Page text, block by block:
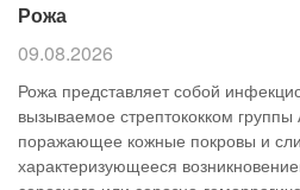
Рожа
09.08.2026
Рожа представляет собой
вызываемое стрептококком
поражающее кожные покровы и
характеризующееся